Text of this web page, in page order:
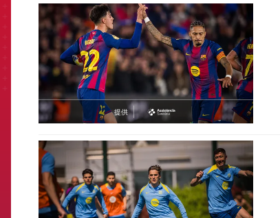
FCB Barcelona badge
提供
asistencia
FCB Barcelona badge